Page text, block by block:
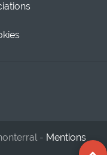
- Mentions